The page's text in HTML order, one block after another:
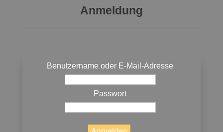
Anmeldung
Benutzername oder E-Mail-Adresse
Passwort